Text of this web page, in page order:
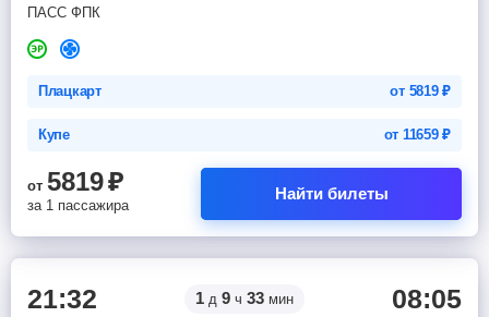
ПАСС ФПК
Плацкарт от 5819₽
Купе от 11659₽
от 5819₽
за 1 пассажира
Найти билеты
21:32 1 д 9 ч 33 мин 08:05